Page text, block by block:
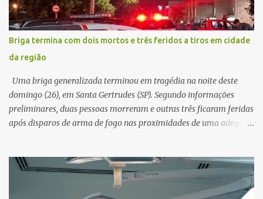
Na sequência, entrou em contato por telefone e encaminhou um
link, orientando a vítima a acessá-lo pelo computador para
concluir a suposta atualização cadastral. Após realizar o
procedimento, a conta bancária ficou bloqueada por algumas
horas. Sem conseguir acessar o sistema, a vítima tentou
novamente contato com o suposto gerente, mas não obteve
resposta. Na segunda-fe...
Briga termina com dois mortos e três feridos a tiros em cidade
da região
Uma briga generalizada terminou em tragédia na noite deste
domingo (26), em Santa Gertrudes (SP). Segundo informações
preliminares, duas pessoas morreram e outras três ficaram feridas
após disparos de arma de fogo nas proximidades de uma adega. O
começado dentro do estabelecimento e se estendido para a área
externa, quando dois homens armados passaram a efetuar
diversos disparos. Duas vítimas morreram ainda no local. Outras